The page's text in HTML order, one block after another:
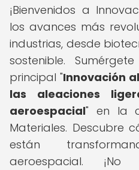
¡Bienvenidos a
los avances más
industrias, desde
sostenible.
principal "Innovación
las aleaciones
aeroespacial" en la
Materiales. Descubre
están
aeroespacial.